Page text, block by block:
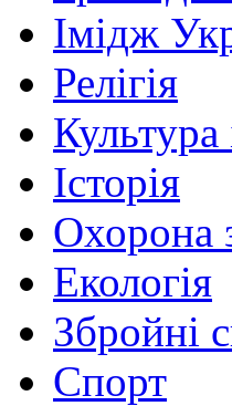
Імідж
Релігія
Культура
Історія
Охорона
Екологія
Збройні
Спорт